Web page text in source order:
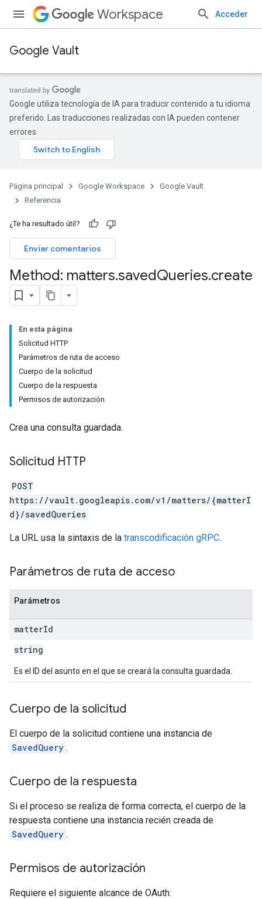
Workspace Acceder
Google Vault
Google utiliza tecnología de IA para traducir contenido a tu idioma
preferido. Las traducciones realizadas con IA pueden contener
errores.
Página principal Google Workspace
Google Vault
Referencia
¿Te ha resultado útil?
Enviar comentarios
Method: matters.savedQueries.create
En esta página
Solicitud HTTP
Parámetros de ruta de acceso
Cuerpo de la solicitud
Cuerpo de la respuesta
Permisos de autorización
Crea una consulta guardada.
Solicitud HTTP
POST
https://vault.googleapis.com/v1/matters/{matterI
d}/savedQueries
La URL usa la sintaxis de la transcodificación gRPC.
Parámetros de ruta de acceso
Parámetros
matterId
string
Es el ID del asunto en el que se creará la consulta guardada.
Cuerpo de la solicitud
El cuerpo de la solicitud contiene una instancia de
SavedQuery .
Cuerpo de la respuesta
Si el proceso se realiza de forma correcta, el cuerpo de la
respuesta contiene una instancia recién creada de
SavedQuery .
Permisos de autorización
Requiere el siguiente alcance de OAuth: